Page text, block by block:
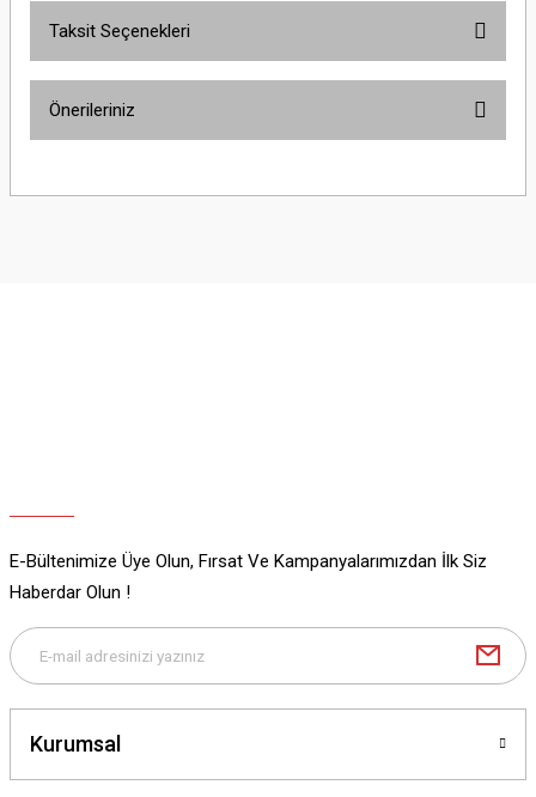
Taksit Seçenekleri
Önerileriniz
yetersiz gördüğünüz noktaları öneri formunu kullanarak tarafımıza
E-Bültenimize Üye Olun, Fırsat Ve Kampanyalarımızdan İlk Siz
Haberdar Olun !
Kurumsal